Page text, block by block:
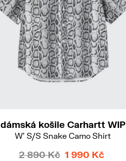
dámská košile Carhartt WIP
W' S/S Snake Camo Shirt
2 890 Kč 1 990 Kč